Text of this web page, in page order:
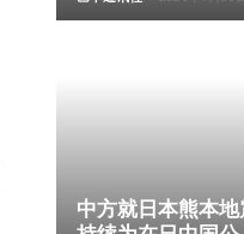
中方就日本熊本